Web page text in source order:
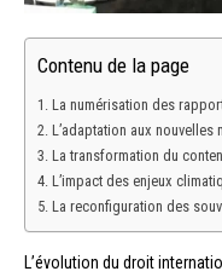
Contenu de la page
La numérisation des
L’adaptation aux nouvelles
La transformation du
L’impact des enjeux
La reconfiguration des
L’évolution du droit